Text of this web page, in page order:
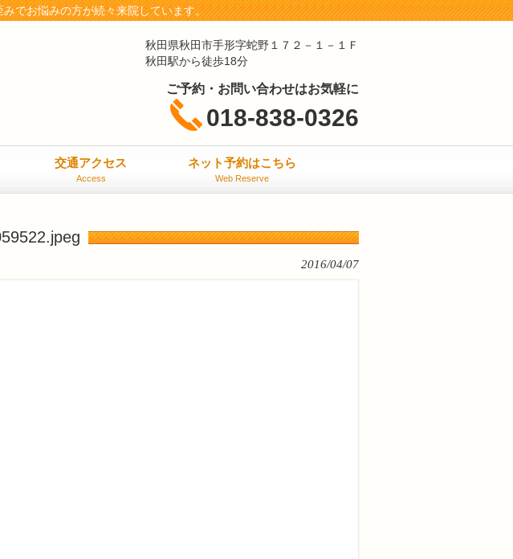
でお悩みの方が続々来院しています。
秋田県秋田市手形字蛇野１７２－１－１Ｆ
秋田駅から徒歩18分
ご予約・お問い合わせはお気軽に
018-838-0326
交通アクセス
Access
ネット予約はこちら
Web Reserve
2016/04/07